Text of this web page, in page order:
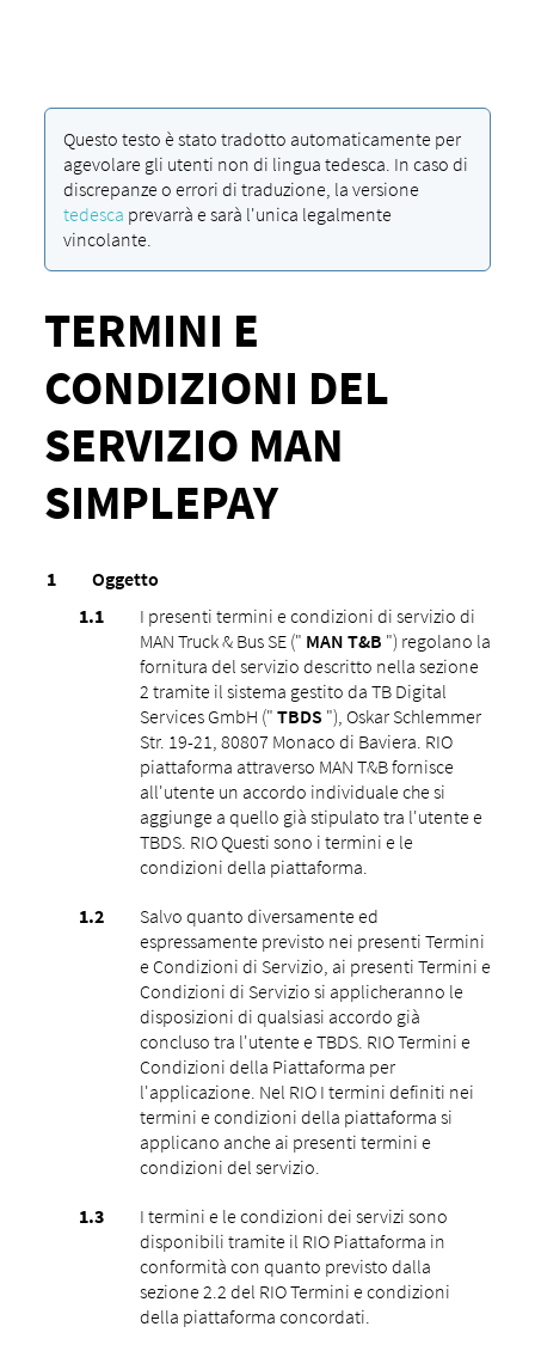
Questo testo è stato tradotto automaticamente per
agevolare gli utenti non di lingua tedesca. In caso di
discrepanze o errori di traduzione, la versione
tedesca prevarrà e sarà l'unica legalmente
vincolante.
TERMINI E
CONDIZIONI DEL
SERVIZIO MAN
SIMPLEPAY
Oggetto
I presenti termini e condizioni di servizio di
MAN Truck & Bus SE (" MAN T&B ") regolano la
fornitura del servizio descritto nella sezione
2 tramite il sistema gestito da TB Digital
Services GmbH (" TBDS "), Oskar Schlemmer
Str. 19-21, 80807 Monaco di Baviera. RIO
piattaforma attraverso MAN T&B fornisce
all'utente un accordo individuale che si
aggiunge a quello già stipulato tra l'utente e
TBDS. RIO Questi sono i termini e le
condizioni della piattaforma.
Salvo quanto diversamente ed
espressamente previsto nei presenti Termini
e Condizioni di Servizio, ai presenti Termini e
Condizioni di Servizio si applicheranno le
disposizioni di qualsiasi accordo già
concluso tra l'utente e TBDS. RIO Termini e
Condizioni della Piattaforma per
l'applicazione. Nel RIO I termini definiti nei
termini e condizioni della piattaforma si
applicano anche ai presenti termini e
condizioni del servizio.
I termini e le condizioni dei servizi sono
disponibili tramite il RIO Piattaforma in
conformità con quanto previsto dalla
sezione 2.2 del RIO Termini e condizioni
della piattaforma concordati.